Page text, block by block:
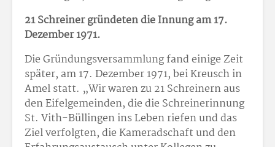
21 Schreiner gründeten die Innung am 17.
Dezember 1971.
Die Gründungsversammlung fand einige Zeit
später, am 17. Dezember 1971, bei Kreusch in
Amel statt. „Wir waren zu 21 Schreinern aus
den Eifelgemeinden, die die Schreinerinnung
St. Vith-Büllingen ins Leben riefen und das
Ziel verfolgten, die Kameradschaft und den